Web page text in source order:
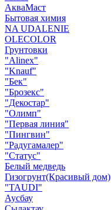
АкваМаст
Бытовая химия
NA UDALENIE
OLECOLOR
Грунтовки
"Alinex"
"Knauf"
"Бек"
"Брозекс"
"Декостар"
"Олимп"
"Первая линия"
"Пингвин"
"Радугамалер"
"Статус"
Белый медведь
Гизогрунт(Красивый дом)
"TAUDI"
Аусбау